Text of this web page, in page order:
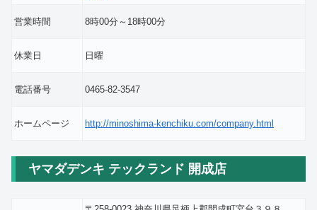
営業時間 8時00分～18時00分
休業日 日曜
電話番号 0465-82-3547
ホームページ http://minoshima-kenchiku.com/company.html
ヤマダデンキ テックランド 開成店